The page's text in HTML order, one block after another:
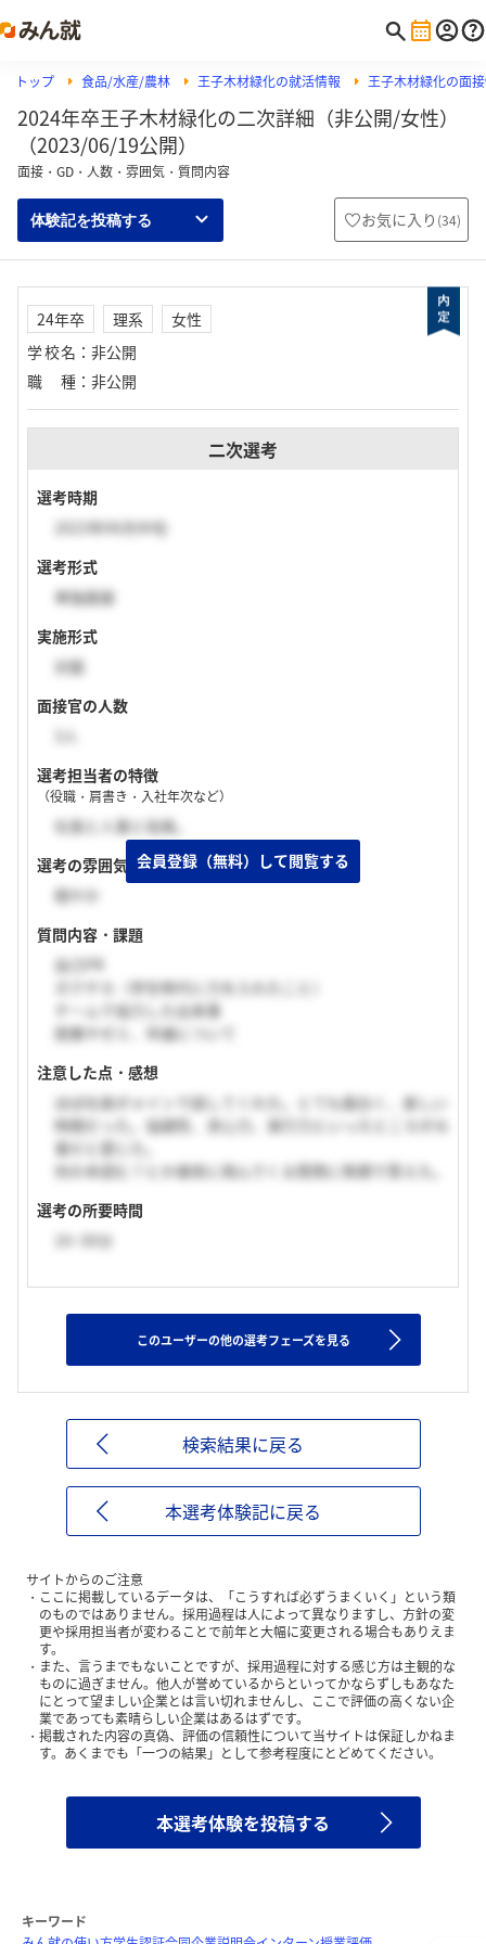
トップ 食品/水産/農林 王子木材緑化の就活情報 王子木材緑化の面
2024年卒王子木材緑化の二次詳細（非公開/女性）
（2023/06/19公開）
面接・GD・人数・雰囲気・質問内容
体験記を投稿する お気に入り (34)
24年卒 理系
女性
学校名 ： 非公開
職種 ： 非公開
二次選考
選考時期
2023年06月中旬
選考形式
単独面接
実施形式
対面
面接官の人数
選考担当者の特徴
（役職・肩書き・入社年次など）
社長と人事と役員。
選考の雰囲気
穏やか
質問内容・課題
自己PR
ガクチカ（学生時代に力を入れたこと）
チームで協力した出来事
授業やゼミ、卒論について
注意した点・感想
ほぼ社長がメインで話してくれた。とても面白く、楽しい
時間だった。協調性、求心力、実行力といったところが大
事だと感じた。
何の本読む？とか唐突に飛んでくる質問に笑顔で答えた。
選考の所要時間
16~30分
このユーザーの他の選考フェーズを見る
検索結果に戻る
本選考体験記に戻る
サイトからのご注意
ここに掲載しているデータは、「こうすれば必ずうまくいく」という類
のものではありません。採用過程は人によって異なりますし、方針の変
更や採用担当者が変わることで前年と大幅に変更される場合もありえま
す。
また、言うまでもないことですが、採用過程に対する感じ方は主観的な
ものに過ぎません。他人が誉めているからといってかならずしもあなた
にとって望ましい企業とは言い切れませんし、ここで評価の高くない企
業であっても素晴らしい企業はあるはずです。
掲載された内容の真偽、評価の信頼性について当サイトは保証しかねま
す。あくまでも「一つの結果」として参考程度にとどめてください。
本選考体験を投稿する
キーワード